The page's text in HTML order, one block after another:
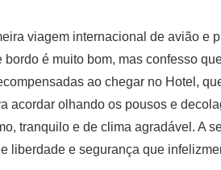
viagem internacional de avião e
é muito bom, mas confesso
ao chegar no Hotel,
acordar olhando os pousos e
tranquilo e de clima agradável. A
liberdade e segurança que